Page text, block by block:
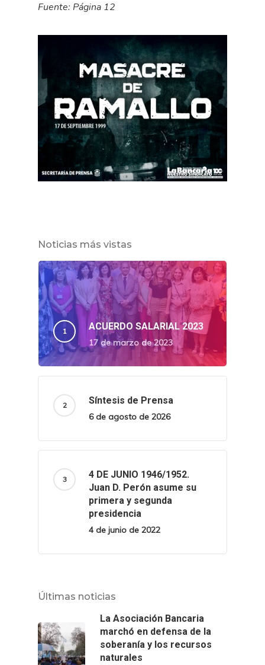
Fuente: Página 12
Noticias más vistas
ACUERDO SALARIAL 2023
17 de marzo de 2023
Síntesis de Prensa
6 de agosto de 2026
4 DE JUNIO 1946/1952.
Juan D. Perón asume su
primera y segunda
presidencia
4 de junio de 2022
Últimas noticias
La Asociación Bancaria
marchó en defensa de la
soberanía y los recursos
naturales